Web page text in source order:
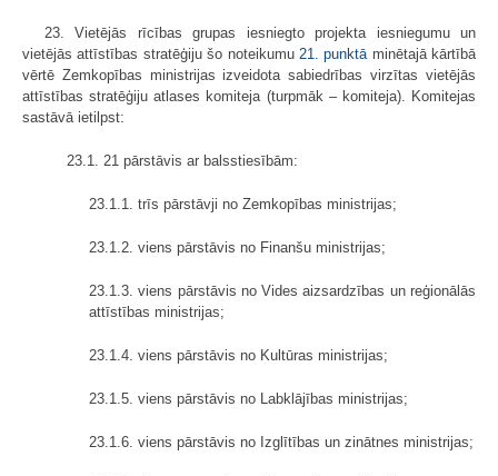
23. Vietējās rīcības grupas iesniegto projekta iesniegumu un
vietējās attīstības stratēģiju šo noteikumu 21. punktāminētajā kārtībā
vērtē Zemkopības ministrijas izveidota sabiedrības virzītas vietējās
attīstības stratēģiju atlases komiteja (turpmāk – komiteja). Komitejas
sastāvā ietilpst:
23.1. 21 pārstāvis ar balsstiesībām:
23.1.1. trīs pārstāvji no Zemkopības ministrijas;
23.1.2. viens pārstāvis no Finanšu ministrijas;
23.1.3. viens pārstāvis no Vides aizsardzības un reģionālās
attīstības ministrijas;
23.1.4. viens pārstāvis no Kultūras ministrijas;
23.1.5. viens pārstāvis no Labklājības ministrijas;
23.1.6. viens pārstāvis no Izglītības un zinātnes ministrijas;